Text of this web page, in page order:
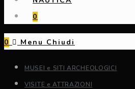
0
0 Menu Chiudi
MUSEI e SITI ARCHEOLOGICI
VISITE e ATTRAZIONI